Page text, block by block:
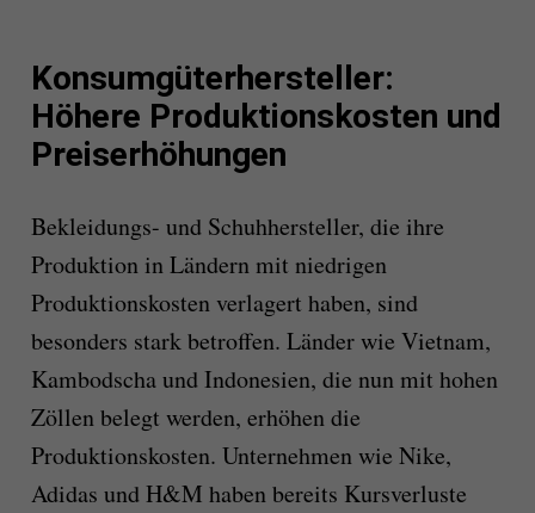
Konsumgüterhersteller:
Höhere Produktionskosten und
Preiserhöhungen
Bekleidungs- und Schuhhersteller, die ihre
Produktion in Ländern mit niedrigen
Produktionskosten verlagert haben, sind
besonders stark betroffen. Länder wie Vietnam,
Kambodscha und Indonesien, die nun mit hohen
Zöllen belegt werden, erhöhen die
Produktionskosten. Unternehmen wie Nike,
Adidas und H&M haben bereits Kursverluste